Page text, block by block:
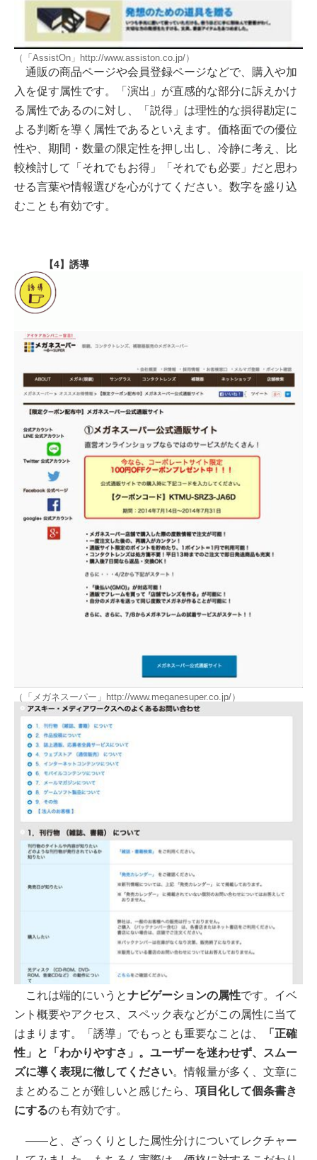
（「AssistOn」http://www.assiston.co.jp/）
通販の商品ページや会員登録ページなどで、購入や加
入を促す属性です。「演出」が直感的な部分に訴えかけ
る属性であるのに対し、「説得」は理性的な損得勘定に
よる判断を導く属性であるといえます。価格面での優位
性や、期間・数量の限定性を押し出し、冷静に考え、比
較検討して「それでもお得」「それでも必要」だと思わ
せる言葉や情報選びを心がけてください。数字を盛り込
むことも有効です。
【4】誘導
（「メガネスーパー」http://www.meganesuper.co.jp/）
これは端的にいうとナビゲーションの属性です。イベ
ント概要やアクセス、スペック表などがこの属性に当て
はまります。「誘導」でもっとも重要なことは、
「正確
性」と「わかりやすさ」。ユーザーを迷わせず、スムー
ズに導く表現に徹してください。情報量が多く、文章に
まとめることが難しいと感じたら、 項目化して個条書き
にするのも有効です。
——と、ざっくりとした属性分けについてレクチャー